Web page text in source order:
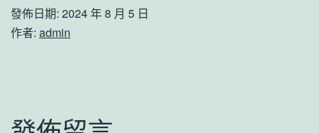
發佈日期: 2024 年 8 月 5 日
作者: admin